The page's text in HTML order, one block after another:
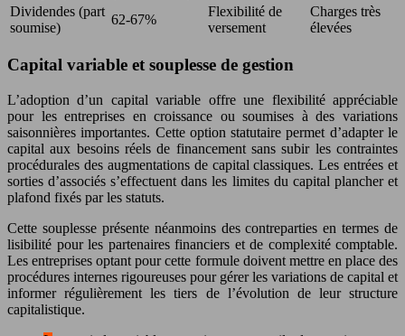
Dividendes (part
soumise)
62-67%
Flexibilité de
versement
Charges très
élevées
Capital variable et souplesse de gestion
L’adoption d’un capital variable offre une flexibilité appréciable
pour les entreprises en croissance ou soumises à des variations
saisonnières importantes. Cette option statutaire permet d’adapter le
capital aux besoins réels de financement sans subir les contraintes
procédurales des augmentations de capital classiques. Les entrées et
sorties d’associés s’effectuent dans les limites du capital plancher et
plafond fixés par les statuts.
Cette souplesse présente néanmoins des contreparties en termes de
lisibilité pour les partenaires financiers et de complexité comptable.
Les entreprises optant pour cette formule doivent mettre en place des
procédures internes rigoureuses pour gérer les variations de capital et
informer régulièrement les tiers de l’évolution de leur structure
capitalistique.